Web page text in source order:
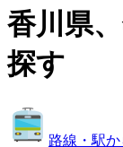
香川県
探す
路線・駅